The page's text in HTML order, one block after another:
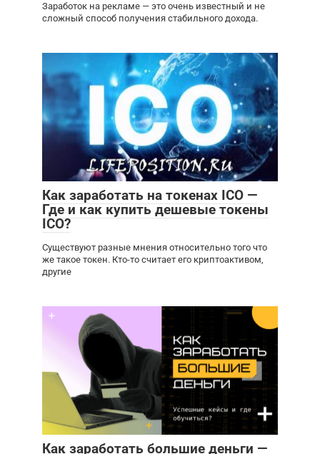
Заработок на рекламе — это очень известный и не
сложный способ получения стабильного дохода.
Как заработать на токенах ICO —
Где и как купить дешевые токены
ICO?
Существуют разные мнения относительно того что
же такое токен. Кто-то считает его криптоактивом,
другие
Как заработать большие деньги —